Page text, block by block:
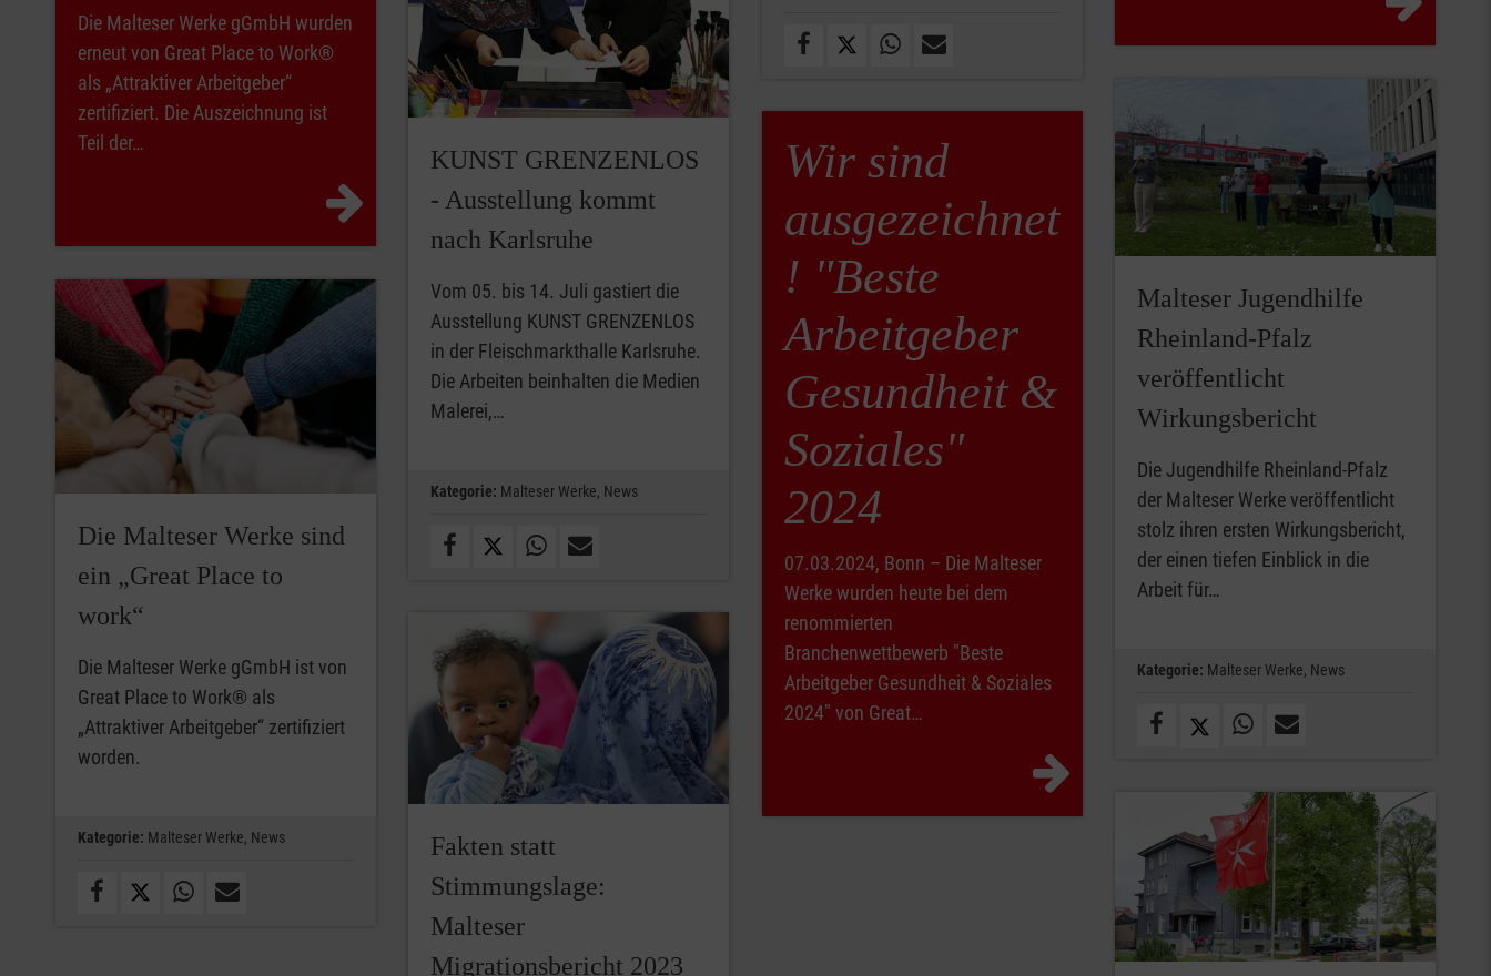
Die Malteser Werke gGmbH wurden
erneut von Great Place to Work®
als „Attraktiver Arbeitgeber“
zertifiziert. Die Auszeichnung ist
Teil der…
KUNST GRENZENLOS
- Ausstellung kommt
nach Karlsruhe
Vom 05. bis 14. Juli gastiert die
Ausstellung KUNST GRENZENLOS
in der Fleischmarkthalle Karlsruhe.
Die Arbeiten beinhalten die Medien
Malerei,…
Kategorie: Malteser Werke, News
Malteser Jugendhilfe
Rheinland-Pfalz
veröffentlicht
Wirkungsbericht
Die Jugendhilfe Rheinland-Pfalz
der Malteser Werke veröffentlicht
stolz ihren ersten Wirkungsbericht,
der einen tiefen Einblick in die
Arbeit für…
Kategorie: Malteser Werke, News
Wir sind
ausgezeichnet
! "Beste
Arbeitgeber
Gesundheit &
Soziales"
2024
07.03.2024, Bonn – Die Malteser
Werke wurden heute bei dem
renommierten
Branchenwettbewerb "Beste
Arbeitgeber Gesundheit & Soziales
2024" von Great…
Die Malteser Werke sind
ein „Great Place to
work“
Die Malteser Werke gGmbH ist von
Great Place to Work® als
„Attraktiver Arbeitgeber“ zertifiziert
worden.
Kategorie: Malteser Werke, News
Fakten statt
Stimmungslage:
Malteser
Migrationsbericht 2023